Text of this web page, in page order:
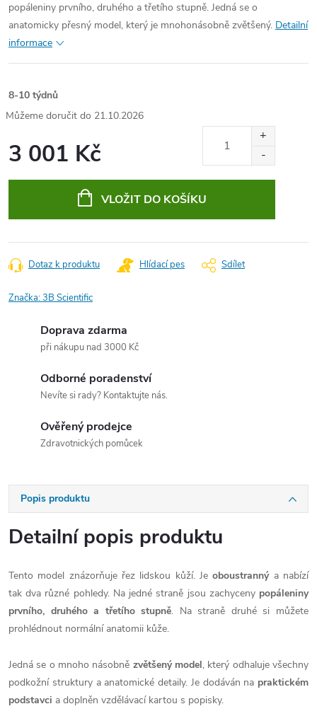
popáleniny prvního, druhého a třetího stupně. Jedná se o
anatomicky přesný model, který je mnohonásobně zvětšený. Detailní
informace
8-10 týdnů
21.10.2026
3 001 Kč
VLOŽIT DO KOŠÍKU
Dotaz k produktu Hlídací pes Sdílet
Značka:3B Scientific
Doprava zdarma
při nákupu nad 3000 Kč
Odborné poradenství
Nevíte si rady? Kontaktujte nás.
Ověřený prodejce
Zdravotnických pomůcek
Popis produktu
Detailní popis produktu
Tento model znázorňuje řez lidskou kůží. Jeoboustrannýa nabízí
tak dva různé pohledy. Na jedné straně jsou zachyceny popáleniny
prvního, druhého a třetího stupně. Na straně druhé si můžete
prohlédnout normální anatomii kůže.
Jedná se o mnoho násobně zvětšený model, který odhaluje všechny
podkožní struktury a anatomické detaily. Je dodáván na praktickém
podstavci a doplněn vzdělávací kartou s popisky.